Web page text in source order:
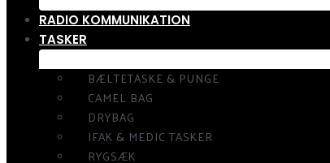
RADIO KOMMUNIKATION
TASKER
BÆLTETASKE & PUNGE
CAMEL BAG
DRYBAG
IFAK & MEDIC TASKER
RYGSÆK